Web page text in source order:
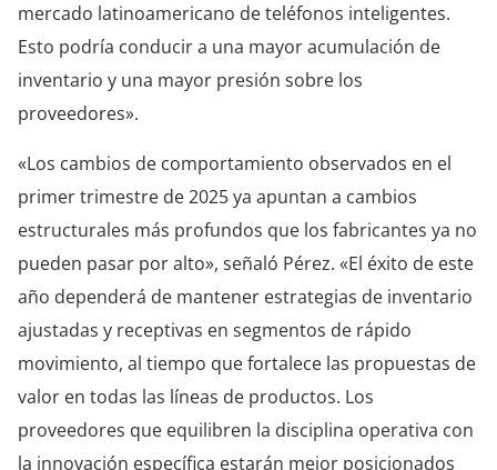
mercado latinoamericano de teléfonos inteligentes.
Esto podría conducir a una mayor acumulación de
inventario y una mayor presión sobre los
proveedores».
«Los cambios de comportamiento observados en el
primer trimestre de 2025 ya apuntan a cambios
estructurales más profundos que los fabricantes ya no
pueden pasar por alto», señaló Pérez. «El éxito de este
año dependerá de mantener estrategias de inventario
ajustadas y receptivas en segmentos de rápido
movimiento, al tiempo que fortalece las propuestas de
valor en todas las líneas de productos. Los
proveedores que equilibren la disciplina operativa con
la innovación específica estarán mejor posicionados